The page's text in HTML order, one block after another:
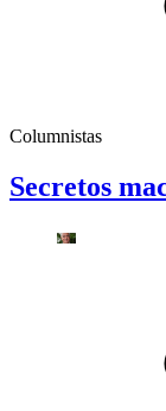
Columnistas
Secretos